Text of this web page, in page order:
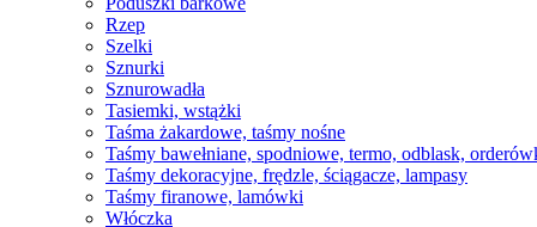
Rzep
Szelki
Sznurki
Sznurowadła
Tasiemki, wstążki
Taśma żakardowe, taśmy nośne
Taśmy bawełniane, spodniowe, termo, odblask,
Taśmy dekoracyjne, frędzle, ściągacze, lampasy
Taśmy firanowe, lamówki
Włóczka